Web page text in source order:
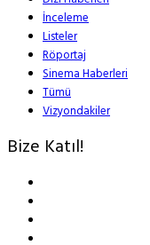
İnceleme
Listeler
Röportaj
Sinema Haberleri
Tümü
Vizyondakiler
Bize Katıl!